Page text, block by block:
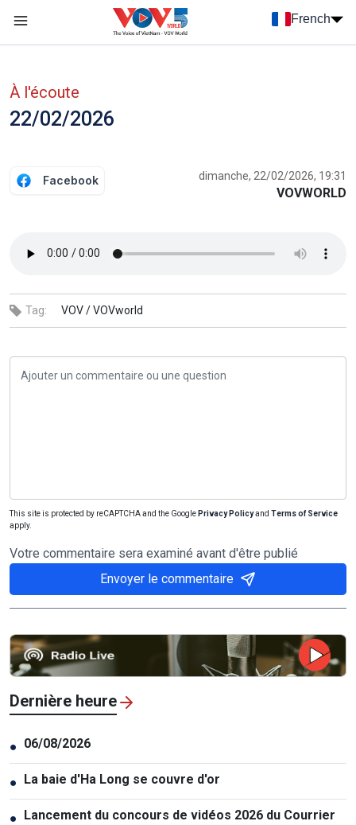
French
À l'écoute
22/02/2026
Facebook dimanche, 22/02/2026, 19:31
VOVWORLD
Tag: VOV /VOVworld
This site is protected by reCAPTCHA and the Google Privacy Policyand Terms of Service
apply.
Votre commentaire sera examiné avant d'être publié
Envoyer le commentaire
Dernière heure
● 06/08/2026
● La baie d'Ha Long se couvre d'or
● Lancement du concours de vidéos 2026 du Courrier